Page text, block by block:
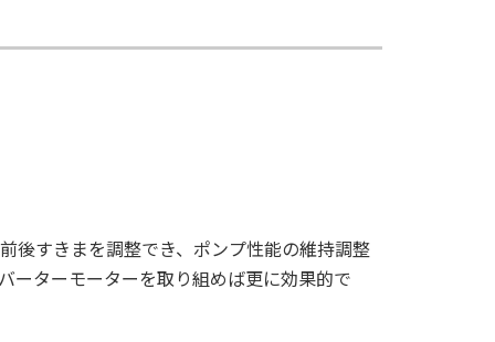
後すきまを調整でき、ポンプ性能の維持調整
ーターモーターを取り組めば更に効果的で